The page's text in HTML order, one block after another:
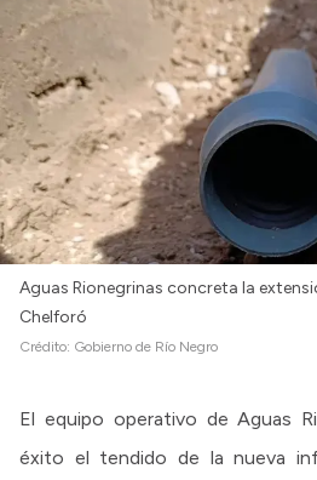
Aguas Rionegrinas concreta la
Chelforó
Crédito: Gobierno de Río Negro
El equipo operativo de Aguas
éxito el tendido de la nueva